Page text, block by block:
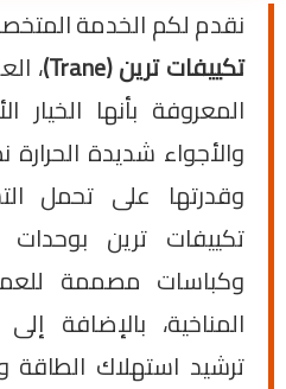
نقدم لكم الخدمة
تكييفات ترين (Trane)
،
المعروفة بأنها الخيار
والأجواء شديدة الحرارة
وقدرتها على تحمل
تكييفات ترين
وكباسات مصممة
المناخية، بالإضافة
ترشيد استهلاك